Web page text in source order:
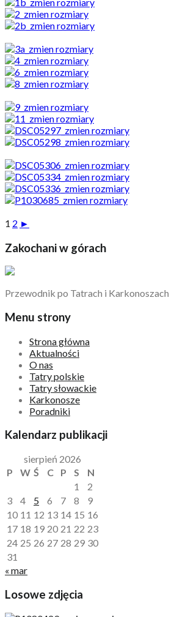
1 2 ►
Zakochani w górach
Przewodnik po Tatrach i Karkonoszach
Menu strony
Strona główna
Aktualności
O nas
Tatry polskie
Tatry słowackie
Karkonosze
Poradniki
Kalendarz publikacji
sierpień 2026
P
W Ś C P S
N
1
2
3
4 5 6 7 8
9
10 11 12 13 14 15 16
17 18 19 20 21 22 23
24 25 26 27 28 29 30
31
« mar
Losowe zdjęcia